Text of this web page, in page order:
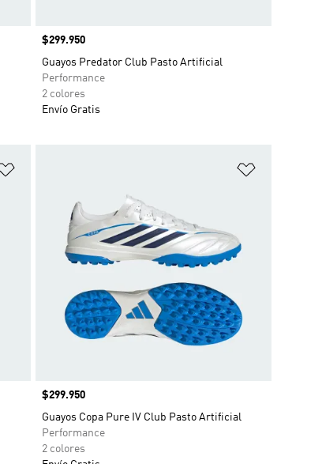
Precio
$299.950
Guayos Predator Club Pasto Artificial
Performance
2 colores
Envío Gratis
Precio
$299.950
Guayos Copa Pure IV Club Pasto Artificial
Performance
2 colores